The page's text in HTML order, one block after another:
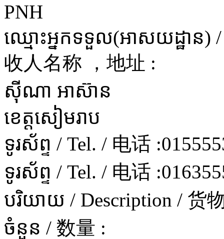
PNH
ឈ្មោះអ្នកទទួល(អាសយដ្ឋាន) /
收人名称 ，地址 :
ស៊ីណា អាស៊ាន
ខេត្តសៀមរាប
ទូរស័ព្ទ / Tel. / 电话 :
ទូរស័ព្ទ / Tel. / 电话 :
បរិយាយ / Description / 货
ចំនួន / 数量 :